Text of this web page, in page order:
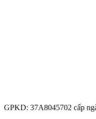
GPKD: 37A8045702 cấp